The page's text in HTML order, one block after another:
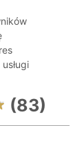
(83)